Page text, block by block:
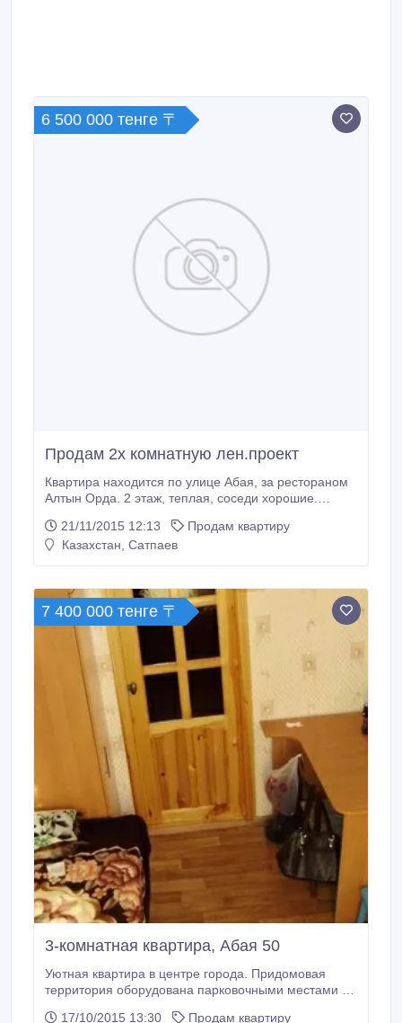
6 500 000 тенге 〒
Продам 2х комнатную лен.проект
Квартира находится по улице Абая, за рестораном
Алтын Орда. 2 этаж, теплая, соседи хорошие.
кондиционер. Рядом школы и детские сады, гаражи
и автостоянки. Встроенные шкафы остаются.
21/11/2015 12:13
Продам квартиру
Казахстан, Сатпаев
7 400 000 тенге 〒
3-комнатная квартира, Абая 50
Уютная квартира в центре города. Придомовая
территория оборудована парковочными местами и
17/10/2015 13:30
Продам квартиру